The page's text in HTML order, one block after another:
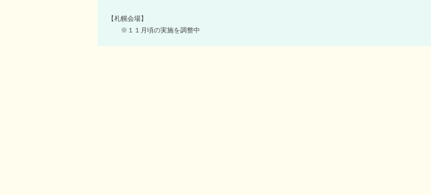
【札幌会場】
※１１月頃の実施を調整中